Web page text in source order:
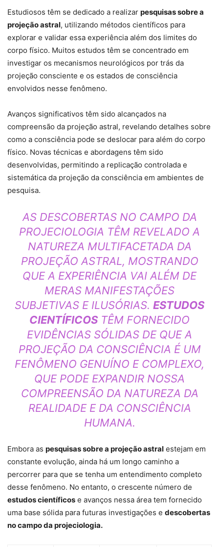
Estudiosos têm se dedicado a realizar pesquisas sobre a
projeção astral, utilizando métodos científicos para
explorar e validar essa experiência além dos limites do
corpo físico. Muitos estudos têm se concentrado em
investigar os mecanismos neurológicos por trás da
projeção consciente e os estados de consciência
envolvidos nesse fenômeno.
Avanços significativos têm sido alcançados na
compreensão da projeção astral, revelando detalhes sobre
como a consciência pode se deslocar para além do corpo
físico. Novas técnicas e abordagens têm sido
desenvolvidas, permitindo a replicação controlada e
sistemática da projeção da consciência em ambientes de
pesquisa.
AS DESCOBERTAS NO CAMPO DA
PROJECIOLOGIA TÊM REVELADO A
NATUREZA MULTIFACETADA DA
PROJEÇÃO ASTRAL, MOSTRANDO
QUE A EXPERIÊNCIA VAI ALÉM DE
MERAS MANIFESTAÇÕES
SUBJETIVAS E ILUSÓRIAS. ESTUDOS
CIENTÍFICOS TÊM FORNECIDO
EVIDÊNCIAS SÓLIDAS DE QUE A
PROJEÇÃO DA CONSCIÊNCIA É UM
FENÔMENO GENUÍNO E COMPLEXO,
QUE PODE EXPANDIR NOSSA
COMPREENSÃO DA NATUREZA DA
REALIDADE E DA CONSCIÊNCIA
HUMANA.
Embora as pesquisas sobre a projeção astral estejam em
constante evolução, ainda há um longo caminho a
percorrer para que se tenha um entendimento completo
desse fenômeno. No entanto, o crescente número de
estudos científicos e avanços nessa área tem fornecido
uma base sólida para futuras investigações e descobertas
no campo da projeciologia.